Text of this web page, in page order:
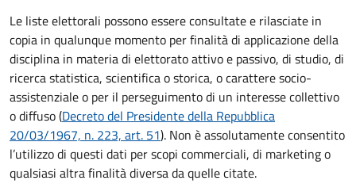
Le liste elettorali possono essere consultate e rilasciate in
copia in qualunque momento per finalità di applicazione della
disciplina in materia di elettorato attivo e passivo, di studio, di
ricerca statistica, scientifica o storica, o carattere socio-
assistenziale o per il perseguimento di un interesse collettivo
o diffuso (Decreto del Presidente della Repubblica
20/03/1967, n. 223, art. 51). Non è assolutamente consentito
l’utilizzo di questi dati per scopi commerciali, di marketing o
qualsiasi altra finalità diversa da quelle citate.